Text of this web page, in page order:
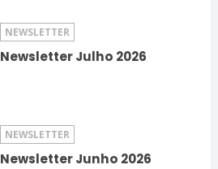
NEWSLETTER
Newsletter Julho 2026
NEWSLETTER
Newsletter Junho 2026